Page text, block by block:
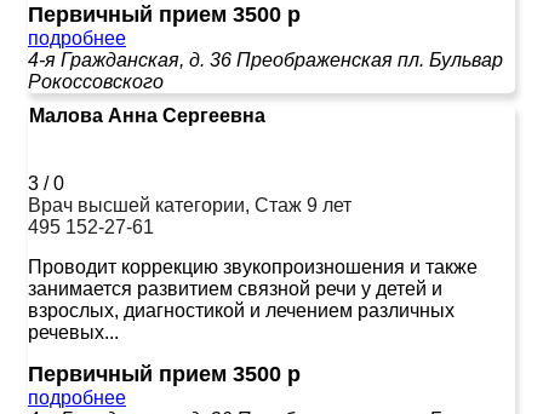
Первичный прием 3500 р
подробнее
4-я Гражданская, д. 36 Преображенская пл. Бульвар
Рокоссовского
Малова Анна Сергеевна
3 /0
Врач высшей категории, Стаж 9 лет
495 152-27-61
Проводит коррекцию звукопроизношения и также
занимается развитием связной речи у детей и
взрослых, диагностикой и лечением различных
речевых...
Первичный прием 3500 р
подробнее